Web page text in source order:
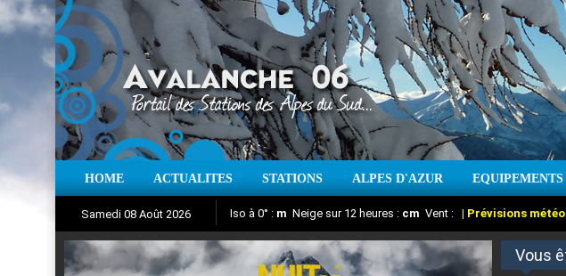
HOME ACTUALITES STATIONS ALPES D'AZUR EQUIPEMENTS
Samedi 08 Août 2026 Iso à 0° : m Neige sur 12 heures : cm Vent : | Prévisions
Nuit de la Glisse 2018 Vous